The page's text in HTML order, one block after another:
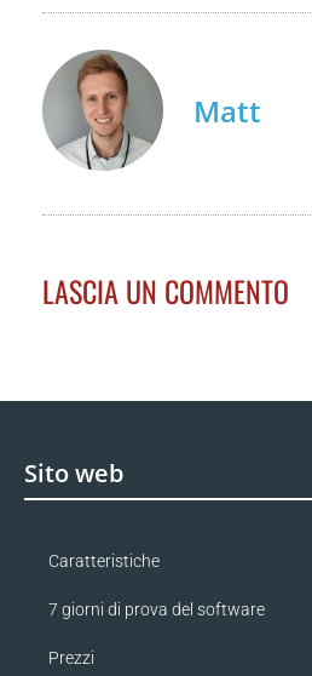
Matt
LASCIA UN COMMENTO
Sito web
Caratteristiche
7 giorni di prova del software
Prezzi